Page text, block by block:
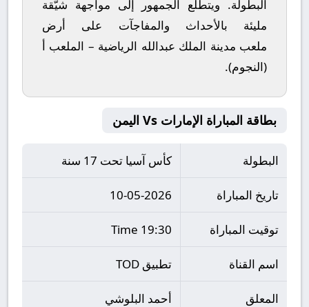
البطولة. ويتطلع الجمهور إلى مواجهة شيّقة
مليئة بالأحداث والمفاجآت على أرض
ملعب مدينة الملك عبدالله الرياضية – الملعب أ
(النجوم).
بطاقة المباراة الإمارات Vs اليمن
البطولة كأس آسيا تحت 17 سنة
تاريخ المباراة 10-05-2026
توقيت المباراة 19:30 Time
اسم القناة تطبيق TOD
المعلق أحمد البلوشي